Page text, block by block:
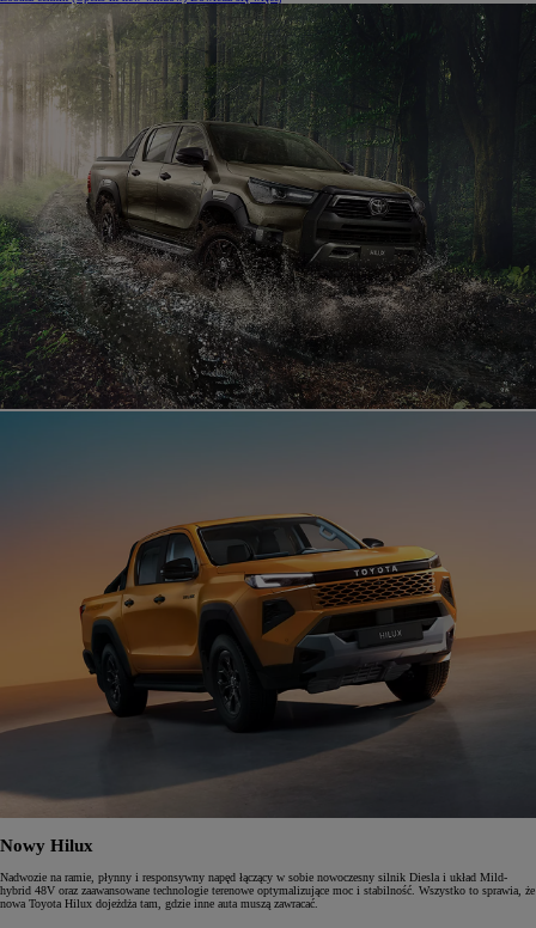
Nowy Hilux
Nadwozie na ramie, płynny i responsywny napęd łączący w sobie nowoczesny silnik Diesla i układ Mild-
hybrid 48V oraz zaawansowane technologie terenowe optymalizujące moc i stabilność. Wszystko to sprawia, że
nowa Toyota Hilux dojeżdża tam, gdzie inne auta muszą zawracać.